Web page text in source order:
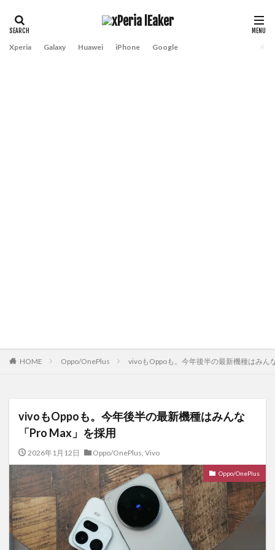
Xperia Galaxy Huawei iPhone Google
HOME Oppo/OnePlus vivoもOppoも。今年後半の最新機種はみん
vivoもOppoも。今年後半の最新機種はみんな
「Pro Max」を採用
2026年1月12日 Oppo/OnePlus, Vivo
Oppo/OnePlus